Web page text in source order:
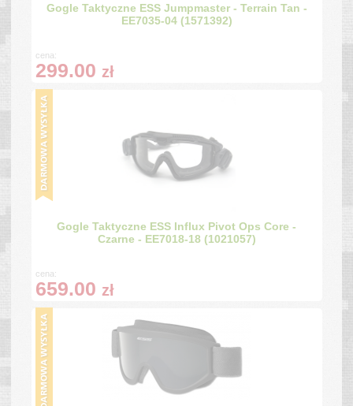
Gogle Taktyczne ESS Jumpmaster - Terrain Tan -
EE7035-04 (1571392)
cena:
299.00 zł
Gogle Taktyczne ESS Influx Pivot Ops Core -
Czarne - EE7018-18 (1021057)
cena:
659.00 zł